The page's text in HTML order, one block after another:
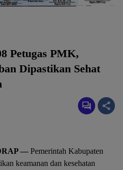
Petugas PMK,
Dipastikan Sehat
— Pemerintah Kabupaten
keamanan dan kesehatan